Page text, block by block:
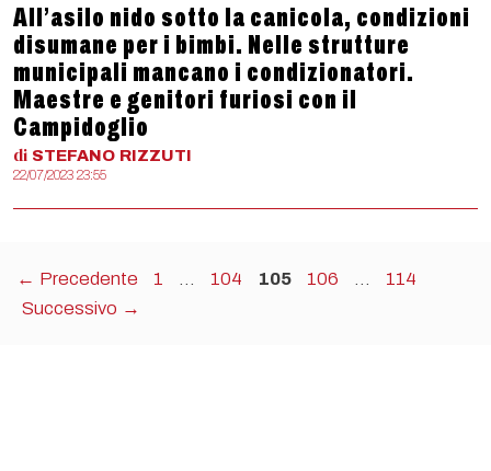
All’asilo nido sotto la canicola, condizioni
disumane per i bimbi. Nelle strutture
municipali mancano i condizionatori.
Maestre e genitori furiosi con il
Campidoglio
di STEFANO RIZZUTI
22/07/2023 23:55
← Precedente Pagina
1 … Pagina
104 Pagina
105 Pagina
106 … Pagina
114
Successivo →